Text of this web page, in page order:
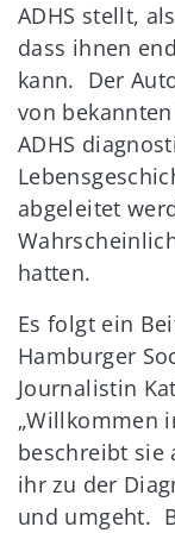
ADHS stellt,
dass ihnen
kann. Der
von
ADHS
abgeleitet
hatten.
Es folgt ein
Hamburger
Journalistin
„Willkommen
beschreibt sie
ihr zu der
und umgeht.